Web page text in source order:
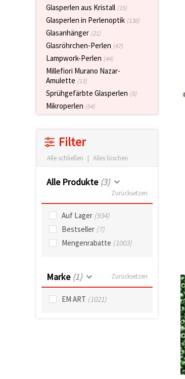
Glasperlen aus Kristall (15)
Glasperlen in Perlenoptik (136)
Glasanhänger (21)
Glasröhrchen-Perlen (47)
Lampwork-Perlen (44)
Millefiori Murano Nazar-
Amulette (13)
Sprühgefärbte Glasperlen (5)
Mikroperlen (54)
Filter
Alle schließen | Alles löschen
Alle Produkte (3)
Zurücksetzen
Auf Lager (934)
Bestseller (7)
Mengenrabatte (1003)
Marke (1) Zurücksetzen
EM ART (1021)